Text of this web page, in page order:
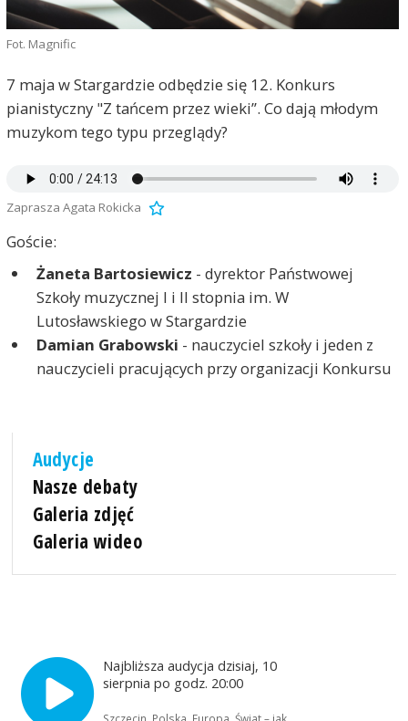
Fot. Magnific
7 maja w Stargardzie odbędzie się 12. Konkurs
pianistyczny "Z tańcem przez wieki”. Co dają młodym
muzykom tego typu przeglądy?
Zaprasza Agata Rokicka
Goście:
Żaneta Bartosiewicz - dyrektor Państwowej
Szkoły muzycznej I i II stopnia im. W
Lutosławskiego w Stargardzie
Damian Grabowski - nauczyciel szkoły i jeden z
nauczycieli pracujących przy organizacji Konkursu
Audycje
Nasze debaty
Galeria zdjęć
Galeria wideo
Najbliższa audycja dzisiaj, 10
sierpnia po godz. 20:00
Szczecin, Polska, Europa, Świat – jak